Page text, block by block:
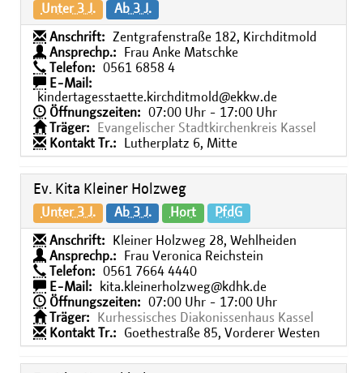
Unter 3 J. Ab 3 J.
Anschrift:
Zentgrafenstraße 182, Kirchditmold
Ansprechp.:
Frau Anke Matschke
Telefon:
0561 6858 4
E-Mail:
kindertagesstaette.kirchditmold@ekkw.de
Öffnungszeiten:
07:00 Uhr - 17:00 Uhr
Träger:
Evangelischer Stadtkirchenkreis Kassel
Kontakt Tr.:
Lutherplatz 6, Mitte
Ev. Kita Kleiner Holzweg
Unter 3 J. Ab 3 J. Hort PfdG
Anschrift:
Kleiner Holzweg 28, Wehlheiden
Ansprechp.:
Frau Veronica Reichstein
Telefon:
0561 7664 4440
E-Mail:
kita.kleinerholzweg@kdhk.de
Öffnungszeiten:
07:00 Uhr - 17:00 Uhr
Träger:
Kurhessisches Diakonissenhaus Kassel
Kontakt Tr.:
Goethestraße 85, Vorderer Westen